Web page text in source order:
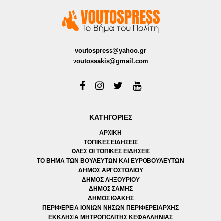
voutospress@yahoo.gr
voutossakis@gmail.com
ΚΑΤΗΓΟΡΙΕΣ
ΑΡΧΙΚΗ
ΤΟΠΙΚΕΣ ΕΙΔΗΣΕΙΣ
ΟΛΕΣ ΟΙ ΤΟΠΙΚΕΣ ΕΙΔΗΣΕΙΣ
ΤΟ ΒΗΜΑ ΤΩΝ ΒΟΥΛΕΥΤΩΝ ΚΑΙ ΕΥΡΟΒΟΥΛΕΥΤΩΝ
ΔΗΜΟΣ ΑΡΓΟΣΤΟΛΙΟΥ
ΔΗΜΟΣ ΛΗΞΟΥΡΙΟΥ
ΔΗΜΟΣ ΣΑΜΗΣ
ΔΗΜΟΣ ΙΘΑΚΗΣ
ΠΕΡΙΦΕΡΕΙΑ ΙΟΝΙΩΝ ΝΗΣΩΝ ΠΕΡΙΦΕΡΕΙΑΡΧΗΣ
ΕΚΚΛΗΣΙΑ ΜΗΤΡΟΠΟΛΙΤΗΣ ΚΕΦΑΛΛΗΝΙΑΣ